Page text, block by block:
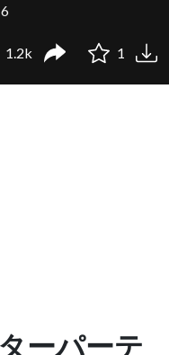
1.2k 1
ーパーテ